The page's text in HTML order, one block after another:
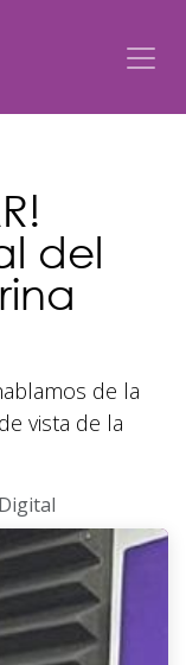
del
de la
vista de la
Digital